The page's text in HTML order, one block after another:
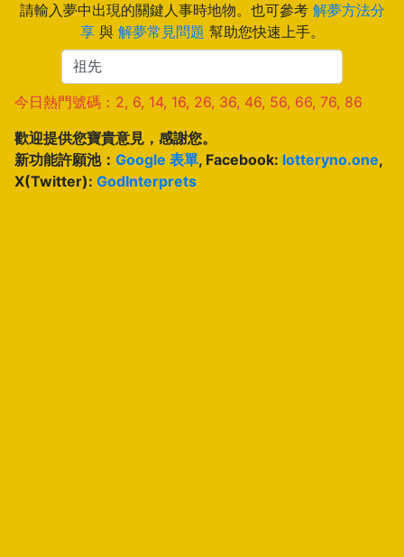
請輸入夢中出現的關鍵人事時地物。也可參考 解夢方法分
享與 解夢常見問題 幫助您快速上手。
今日熱門號碼：2, 6, 14, 16, 26, 36, 46, 56, 66, 76, 86
歡迎提供您寶貴意見，感謝您。
新功能許願池： Google 表單, Facebook: lotteryno.one,
X(Twitter): GodInterprets